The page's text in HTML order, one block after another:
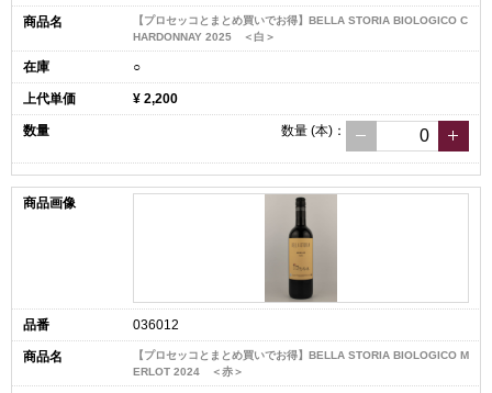
【プロセッコとまとめ買いでお得】BELLA STORIA BIOLOGICO C
HARDONNAY 2025 ＜白＞
○
¥ 2,200
数量 (本) ：
036012
【プロセッコとまとめ買いでお得】BELLA STORIA BIOLOGICO M
ERLOT 2024 ＜赤＞